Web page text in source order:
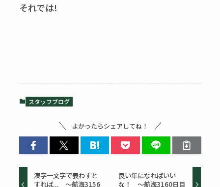
それでは!
スタッフブログ
よかったらシェアしてね！
漢字一文字で表わすと
すれば... ～航海3156
良い年になればいい
な！ ～航海3160日目